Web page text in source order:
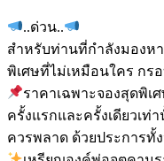
..ด่วน..
สำหรับท่านที่กำลังมองห
พิเศษที่ไม่เหมือนใคร กร
ราคาเฉพาะจองสุดพิเ
ครั้งแรกและครั้งเดียวเท่
ควรพลาด ด้วยประการทั้